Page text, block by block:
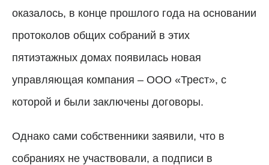
оказалось, в конце прошлого года на основании
протоколов общих собраний в этих
пятиэтажных домах появилась новая
управляющая компания – ООО «Трест», с
которой и были заключены договоры.
Однако сами собственники заявили, что в
собраниях не участвовали, а подписи в